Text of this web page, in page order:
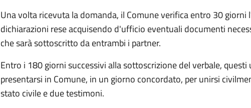
Una volta ricevuta la domanda, il Comune verifica entro 30 giorni
dichiarazioni rese acquisendo d'ufficio eventuali documenti
che sarà sottoscritto da entrambi i partner.
Entro i 180 giorni successivi alla sottoscrizione del verbale,
presentarsi in Comune, in un giorno concordato, per unirsi
stato civilee due testimoni.